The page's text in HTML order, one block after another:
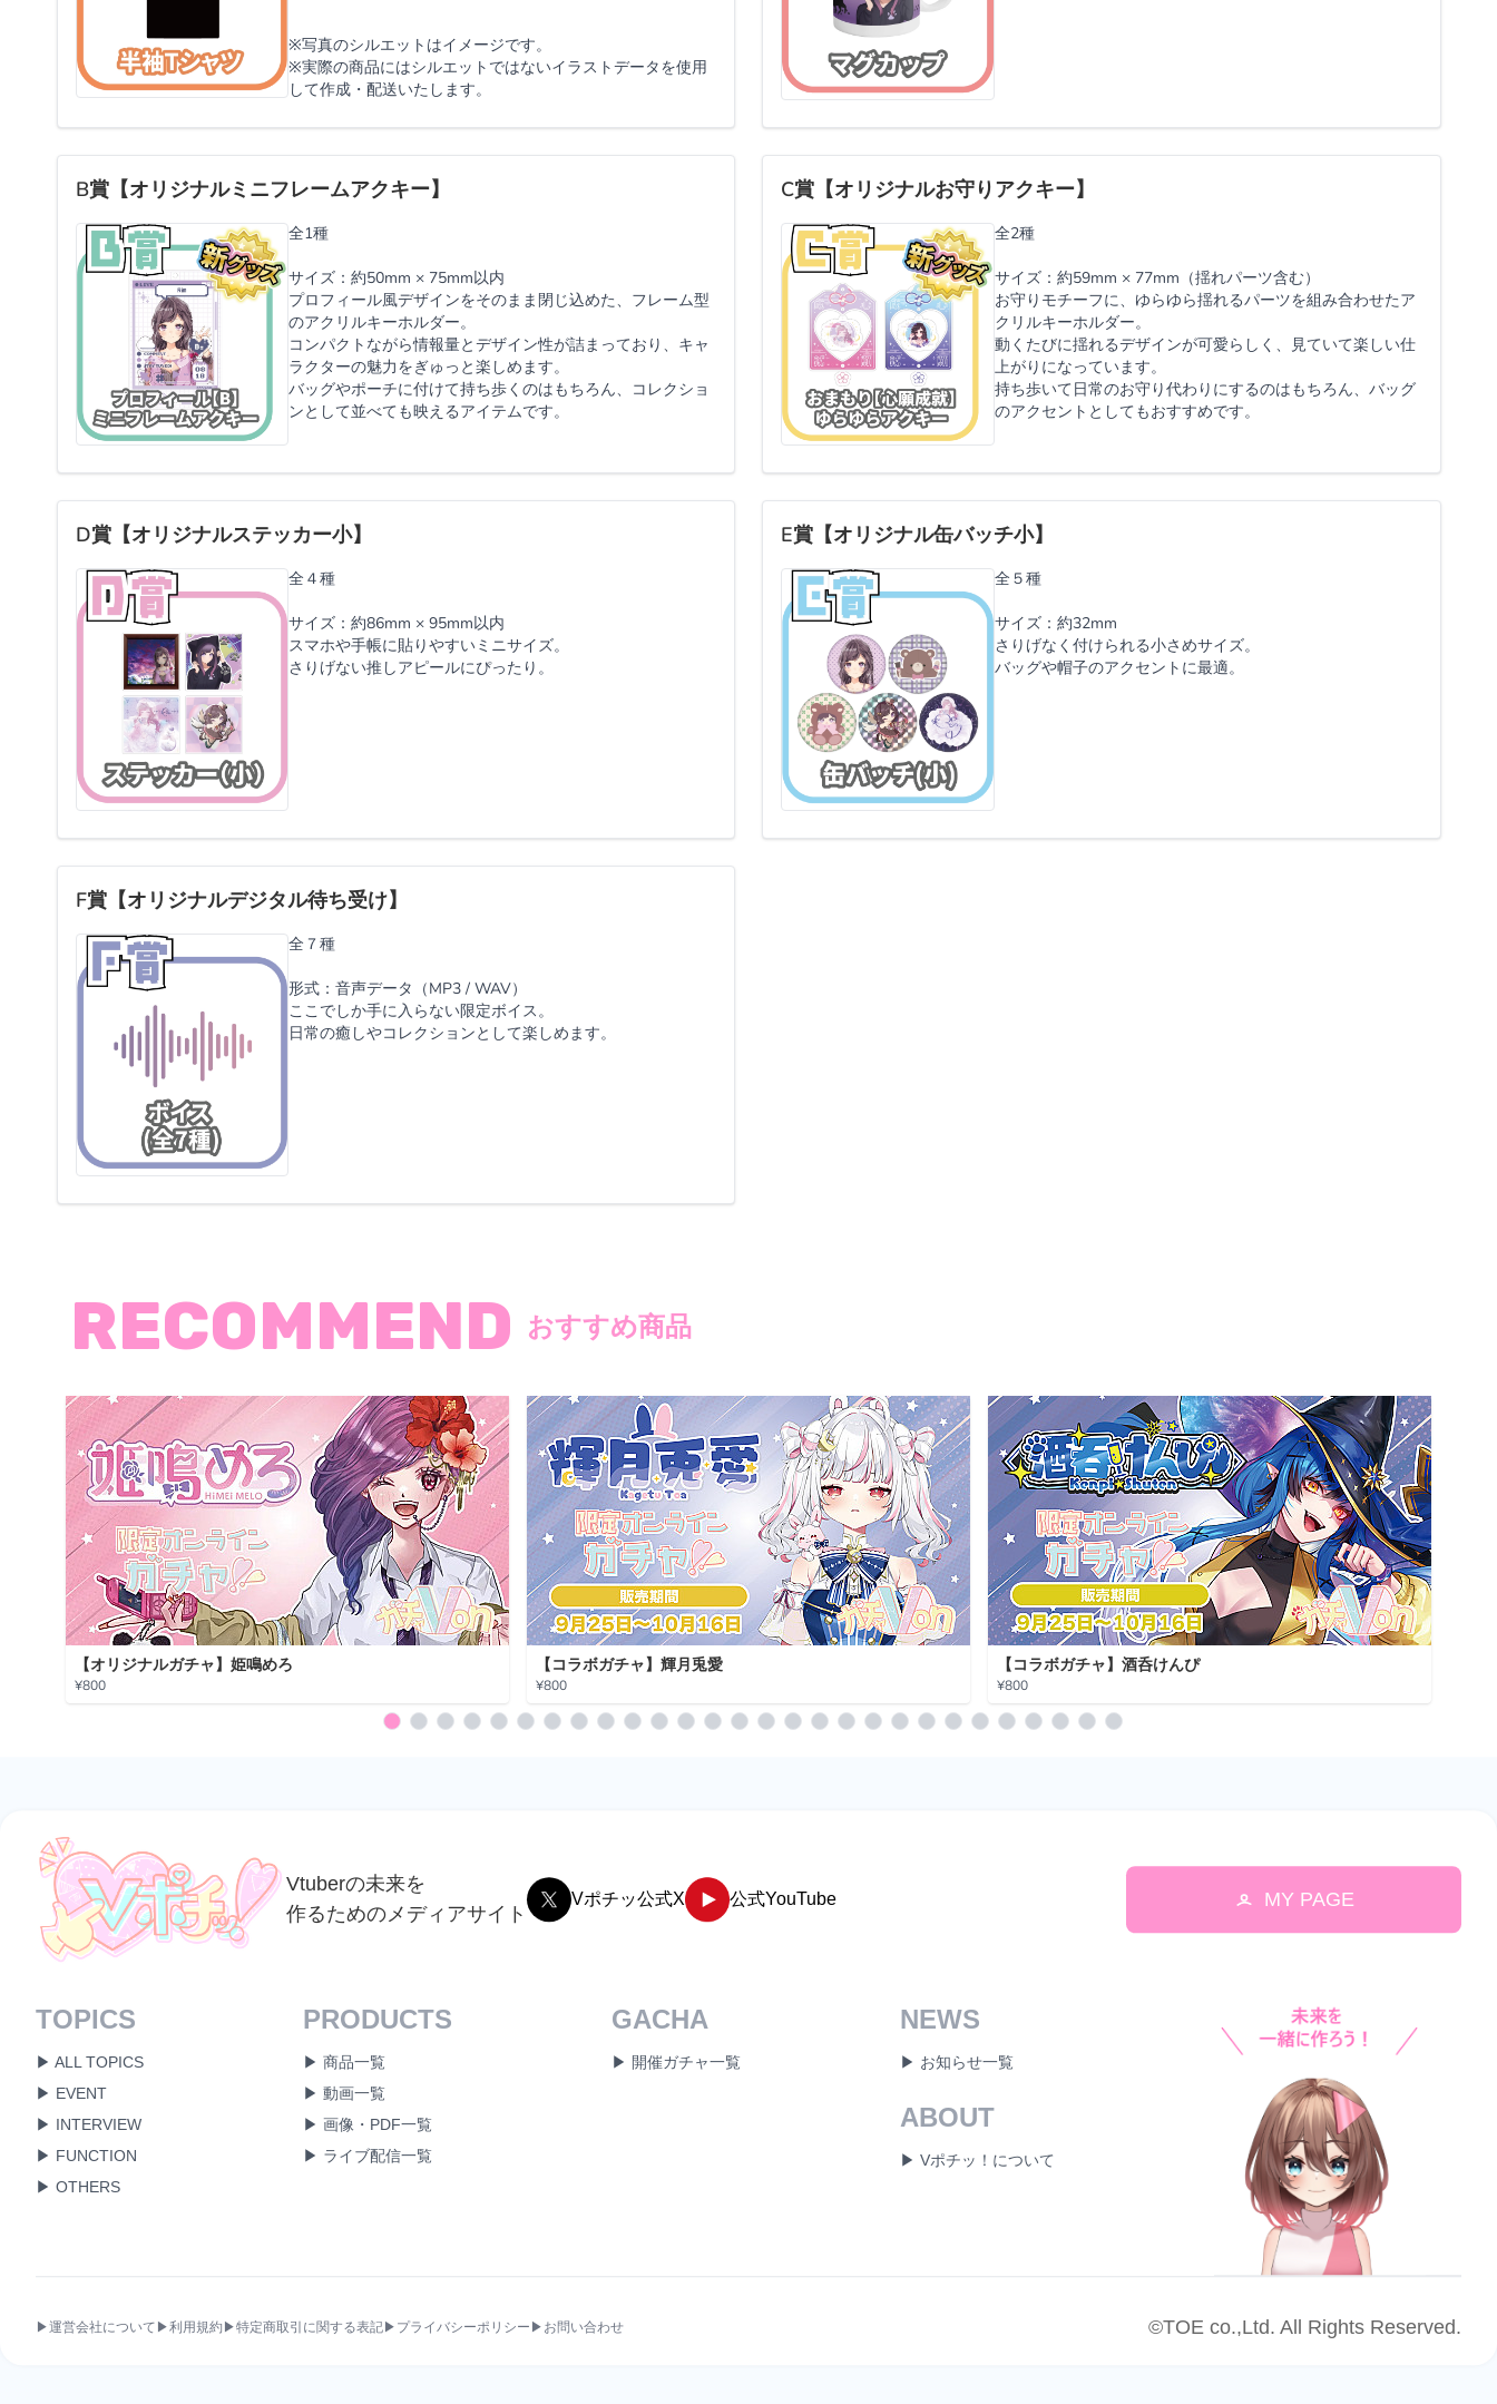
※写真のシルエットはイメージです。
※実際の商品にはシルエットではないイラストデータを使用
して作成・配送いたします。
B賞【オリジナルミニフレームアクキー】
全1種
サイズ：約50mm × 75mm以内
プロフィール風デザインをそのまま閉じ込めた、フレーム型
のアクリルキーホルダー。
コンパクトながら情報量とデザイン性が詰まっており、キャ
ラクターの魅力をぎゅっと楽しめます。
バッグやポーチに付けて持ち歩くのはもちろん、コレクショ
ンとして並べても映えるアイテムです。
C賞【オリジナルお守りアクキー】
全2種
サイズ：約59mm × 77mm（揺れパーツ含む）
お守りモチーフに、ゆらゆら揺れるパーツを組み合わせたア
クリルキーホルダー。
動くたびに揺れるデザインが可愛らしく、見ていて楽しい仕
上がりになっています。
持ち歩いて日常のお守り代わりにするのはもちろん、バッグ
のアクセントとしてもおすすめです。
D賞【オリジナルステッカー小】
全４種
サイズ：約86mm × 95mm以内
スマホや手帳に貼りやすいミニサイズ。
さりげない推しアピールにぴったり。
E賞【オリジナル缶バッチ小】
全５種
サイズ：約32mm
さりげなく付けられる小さめサイズ。
バッグや帽子のアクセントに最適。
F賞【オリジナルデジタル待ち受け】
全７種
形式：音声データ（MP3 / WAV）
ここでしか手に入らない限定ボイス。
日常の癒しやコレクションとして楽しめます。
RECOMMEND おすすめ商品
【オリジナルガチャ】姫鳴めろ
¥800
【コラボガチャ】輝月兎愛
¥800
【コラボガチャ】酒呑けんぴ
¥800
Vtuberの未来を
作るためのメディアサイト
Vポチッ公式X 公式YouTube MY PAGE
TOPICS
▶ ALL TOPICS
▶ EVENT
▶ INTERVIEW
▶ FUNCTION
▶ OTHERS
PRODUCTS
▶ 商品一覧
▶ 動画一覧
▶ 画像・PDF一覧
▶ ライブ配信一覧
GACHA
▶ 開催ガチャ一覧
NEWS
▶ お知らせ一覧
ABOUT
▶ Vポチッ！について
▶運営会社について ▶利用規約 ▶特定商取引に関する表記 ▶プライバシーポリシー ▶お問い合わせ ©TOE co.,Ltd. All Rights Reserved.